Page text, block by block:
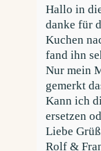
Hallo in
danke für
Kuchen
fand ihn
Nur mein
gemerkt
Kann ich
ersetzen
Liebe
Rolf &